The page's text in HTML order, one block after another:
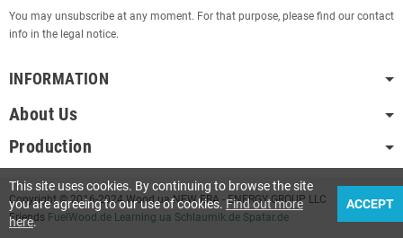
You may unsubscribe at any moment. For that purpose, please find our contact
info in the legal notice.
INFORMATION
About Us
Production
Copyright © 2016-2024 Wood.ua NEW ERA - ENERGY GROUP LLC
Friends FuelWood.de Learning.ua Schlaumik.de Spatar.de
This site uses cookies. By continuing to browse the site
you are agreeing to our use of cookies.Find out more
here.
ACCEPT